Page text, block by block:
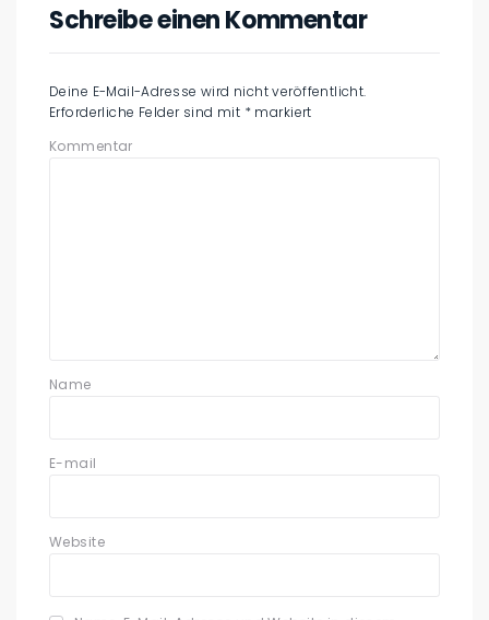
Schreibe einen Kommentar
Deine E-Mail-Adresse wird nicht veröffentlicht.
Erforderliche Felder sind mit * markiert
Kommentar
Name
E-mail
Website